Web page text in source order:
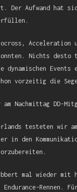
Der Aufwand hat
Acceleration
Nichts
Events
vorzeitig die
Nachmittag DD-
testeten wir
den
mal wieder
Rennen.